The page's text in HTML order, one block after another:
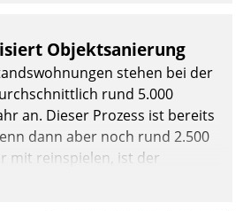
Objektsanierung
stehen bei der
rund 5.000
an. Dieser Prozess ist bereits
dann aber noch rund 2.500
mit reinspielen, ist der
immens. Im